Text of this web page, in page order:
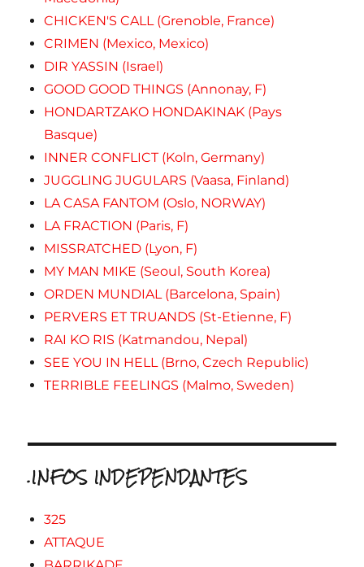
CHICKEN'S CALL (Grenoble, France)
CRIMEN (Mexico, Mexico)
DIR YASSIN (Israel)
GOOD GOOD THINGS (Annonay, F)
HONDARTZAKO HONDAKINAK (Pays
Basque)
INNER CONFLICT (Koln, Germany)
JUGGLING JUGULARS (Vaasa, Finland)
LA CASA FANTOM (Oslo, NORWAY)
LA FRACTION (Paris, F)
MISSRATCHED (Lyon, F)
MY MAN MIKE (Seoul, South Korea)
ORDEN MUNDIAL (Barcelona, Spain)
PERVERS ET TRUANDS (St-Etienne, F)
RAI KO RIS (Katmandou, Nepal)
SEE YOU IN HELL (Brno, Czech Republic)
TERRIBLE FEELINGS (Malmo, Sweden)
.INFOS INDEPENDANTES
325
ATTAQUE